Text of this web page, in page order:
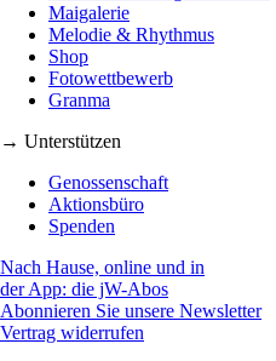
Maigalerie
Melodie & Rhythmus
Shop
Fotowettbewerb
Granma
→ Unterstützen
Genossenschaft
Aktionsbüro
Spenden
Nach Hause, online und in
der App: die jW-Abos
Abonnieren Sie unsere Newsletter
Vertrag widerrufen